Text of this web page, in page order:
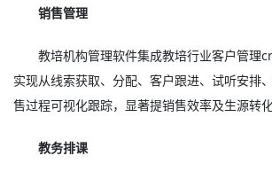
销售管理
教培机构管理软件集成教培行业客户管理
实现从线索获取、分配、客户跟进、试听安排
售过程可视化跟踪，显著提销售效率及生源转化
教务排课